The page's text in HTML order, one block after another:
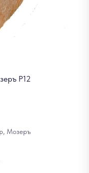
Р12
Мозеръ